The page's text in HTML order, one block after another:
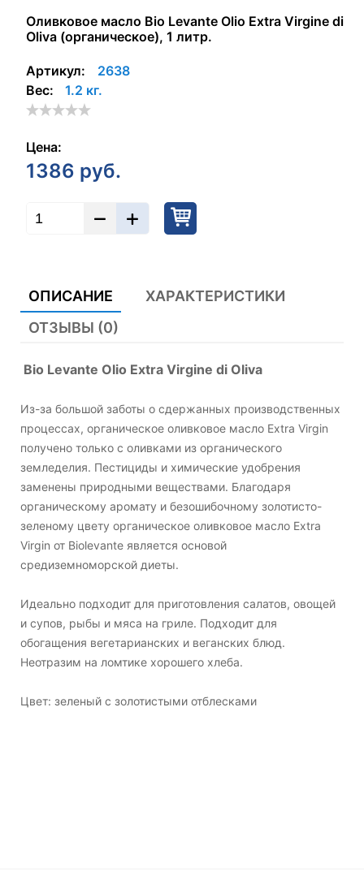
Оливковое масло Bio Levante Olio Extra Virgine di
Oliva (органическое), 1 литр.
Артикул:
2638
Вес:
1.2 кг.
Цена:
1386 руб.
ОПИСАНИЕ
ХАРАКТЕРИСТИКИ
ОТЗЫВЫ (0)
Bio Levante Olio Extra Virgine di Oliva
Из-за большой заботы о сдержанных производственных
процессах, органическое оливковое масло Extra Virgin
получено только с оливками из органического
земледелия. Пестициды и химические удобрения
заменены природными веществами. Благодаря
органическому аромату и безошибочному золотисто-
зеленому цвету органическое оливковое масло Extra
Virgin от Biolevante является основой
средиземноморской диеты.
Идеально подходит для приготовления салатов, овощей
и супов, рыбы и мяса на гриле. Подходит для
обогащения вегетарианских и веганских блюд.
Неотразим на ломтике хорошего хлеба.
Цвет: зеленый с золотистыми отблесками